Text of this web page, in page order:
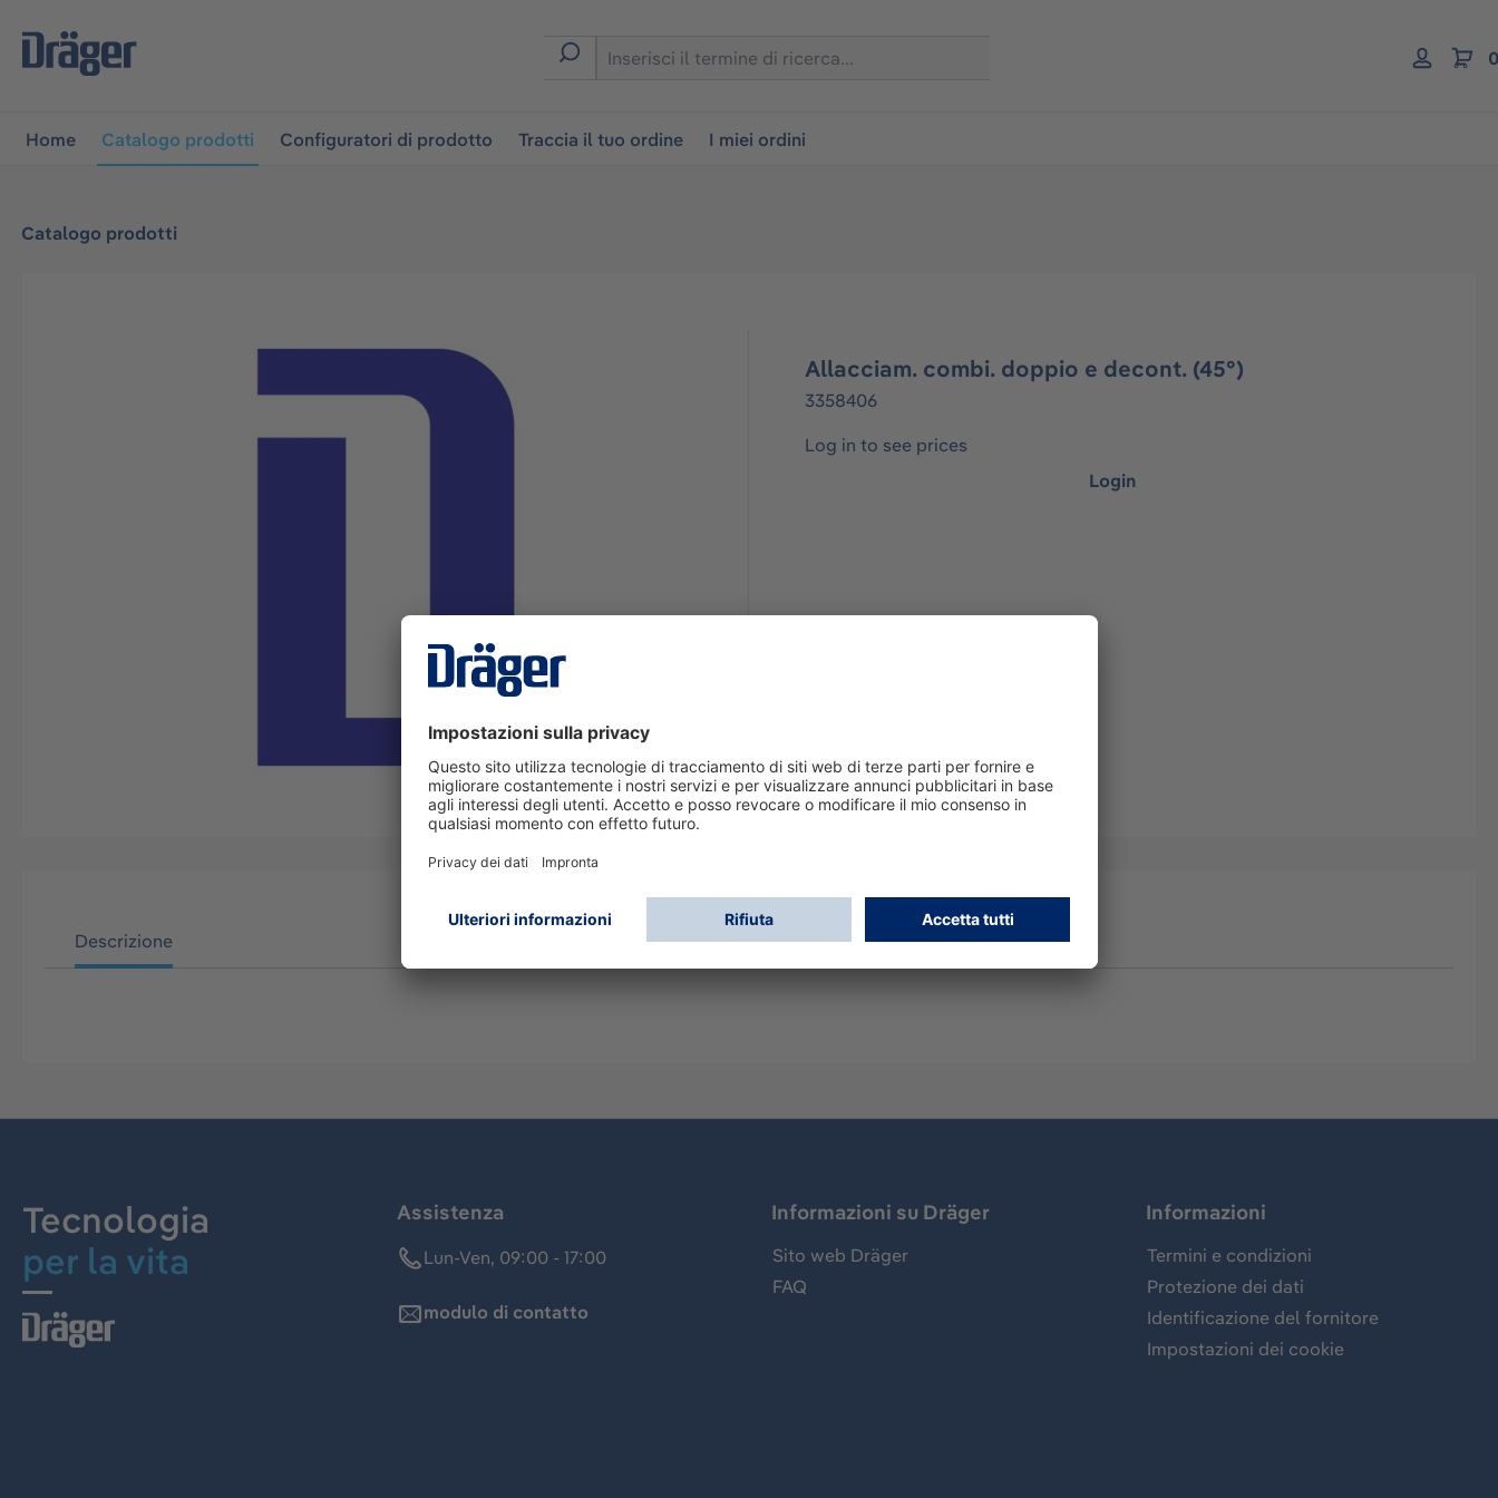
navigazione principale
Home Catalogo prodotti Configuratori di prodotto Traccia il tuo ordine I miei ordini
Catalogo prodotti
Allacciam. combi. doppio e decont. (45°)
3358406
Log in to see prices
Login
Descrizione
Tecnologia
per la vita
Assistenza
Lun-Ven, 09:00 - 17:00
modulo di contatto
Informazioni su Dräger
Sito web Dräger
FAQ
Informazioni
Termini e condizioni
Protezione dei dati
Identificazione del fornitore
Impostazioni dei cookie